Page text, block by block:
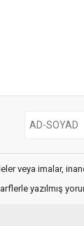
veya imalar,
yazılmış